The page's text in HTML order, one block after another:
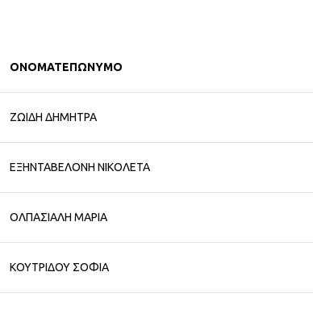
ΟΝΟΜΑΤΕΠΩΝΥΜΟ
ΖΩΙΔΗ ΔΗΜΗΤΡΑ
ΕΞΗΝΤΑΒΕΛΟΝΗ ΝΙΚΟΛΕΤΑ
ΟΛΠΑΣΙΑΛΗ ΜΑΡΙΑ
ΚΟΥΤΡΙΔΟΥ ΣΟΦΙΑ